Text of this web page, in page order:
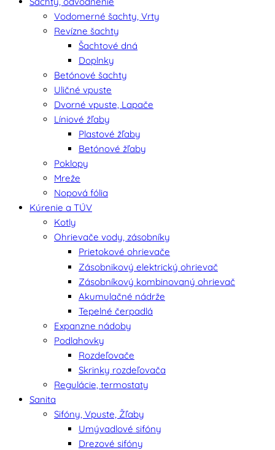
Vodomerné šachty, Vrty
Revízne šachty
Šachtové dná
Doplnky
Betónové šachty
Uličné vpuste
Dvorné vpuste, Lapače
Líniové žľaby
Plastové žľaby
Betónové žľaby
Poklopy
Mreže
Nopová fólia
Kúrenie a TÚV
Kotly
Ohrievače vody, zásobníky
Prietokové ohrievače
Zásobnikový elektrický ohrievač
Zásobníkový kombinovaný ohrievač
Akumulačné nádrže
Tepelné čerpadlá
Expanzne nádoby
Podlahovky
Rozdeľovače
Skrinky rozdeľovača
Regulácie, termostaty
Sanita
Sifóny, Vpuste, Žľaby
Umývadlové sifóny
Drezové sifóny